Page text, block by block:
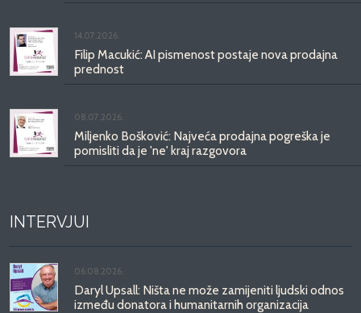
14.07.2026.
Filip Macukić: AI pismenost postaje nova prodajna
prednost
08.07.2026.
Miljenko Bošković: Najveća prodajna pogreška je
pomisliti da je 'ne' kraj razgovora
INTERVJUI
06.08.2026.
Daryl Upsall: Ništa ne može zamijeniti ljudski odnos
između donatora i humanitarnih organizacija